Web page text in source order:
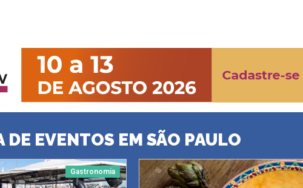
DE EVENTOS EM SÃO PAULO
Gastronomia